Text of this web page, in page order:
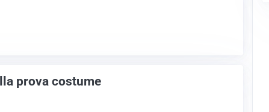
prova costume